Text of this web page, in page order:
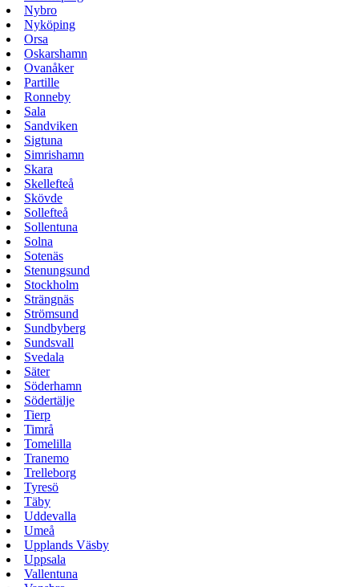
Nybro
Nyköping
Orsa
Oskarshamn
Ovanåker
Partille
Ronneby
Sala
Sandviken
Sigtuna
Simrishamn
Skara
Skellefteå
Skövde
Sollefteå
Sollentuna
Solna
Sotenäs
Stenungsund
Stockholm
Strängnäs
Strömsund
Sundbyberg
Sundsvall
Svedala
Säter
Söderhamn
Södertälje
Tierp
Timrå
Tomelilla
Tranemo
Trelleborg
Tyresö
Täby
Uddevalla
Umeå
Upplands Väsby
Uppsala
Vallentuna